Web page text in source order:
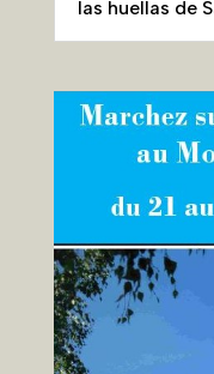
las huellas de